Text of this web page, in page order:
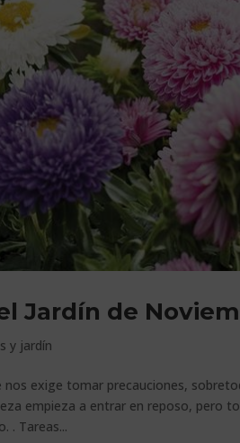
Jardín de
y jardín
nos exige tomar precauciones,
empieza a entrar en reposo, pero
. Tareas...